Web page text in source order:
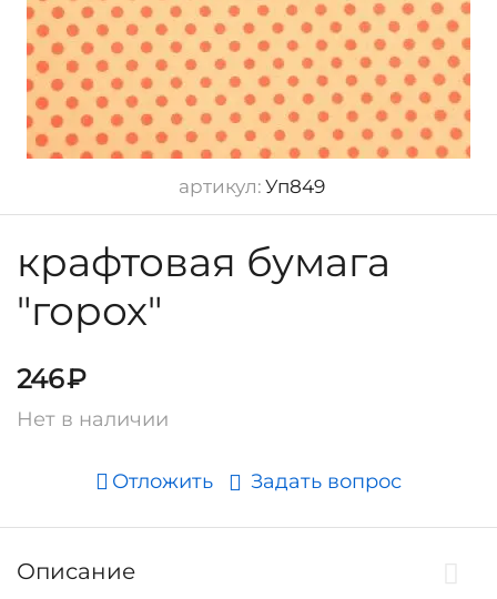
артикул: Уп849
крафтовая бумага
"горох"
246₽
Нет в наличии
Отложить Задать вопрос
Описание